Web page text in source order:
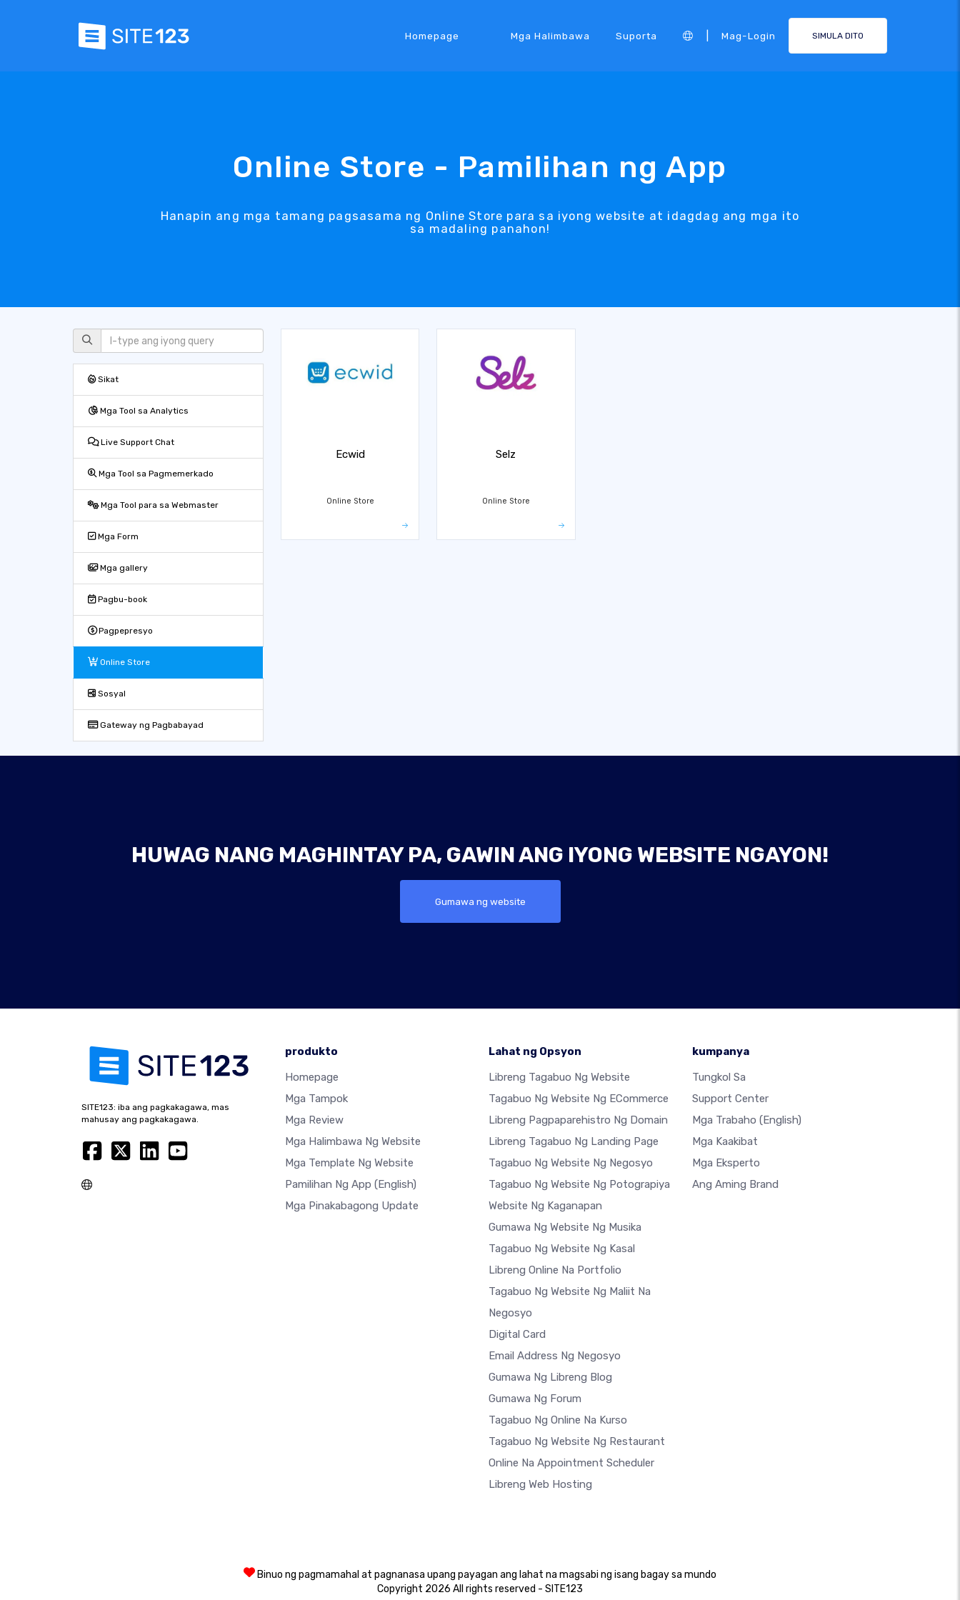
Homepage Mga Halimbawa Suporta Mag-Login SIMULA DITO
Online Store - Pamilihan ng App
Hanapin ang mga tamang pagsasama ng Online Store para sa iyong website at idagdag ang mga ito
sa madaling panahon!
Sikat
Mga Tool sa Analytics
Live Support Chat
Mga Tool sa Pagmemerkado
Mga Tool para sa Webmaster
Mga Form
Mga gallery
Pagbu-book
Pagpepresyo
Online Store
Sosyal
Gateway ng Pagbabayad
Ecwid
Online Store
Selz
Online Store
HUWAG NANG MAGHINTAY PA, GAWIN ANG IYONG WEBSITE NGAYON!
Gumawa ng website
SITE123: iba ang pagkakagawa, mas
mahusay ang pagkakagawa.
produkto
Homepage
Mga Tampok
Mga Review
Mga Halimbawa Ng Website
Mga Template Ng Website
Pamilihan Ng App (English)
Mga Pinakabagong Update
Lahat ng Opsyon
Libreng Tagabuo Ng Website
Tagabuo Ng Website Ng ECommerce
Libreng Pagpaparehistro Ng Domain
Libreng Tagabuo Ng Landing Page
Tagabuo Ng Website Ng Negosyo
Tagabuo Ng Website Ng Potograpiya
Website Ng Kaganapan
Gumawa Ng Website Ng Musika
Tagabuo Ng Website Ng Kasal
Libreng Online Na Portfolio
Tagabuo Ng Website Ng Maliit Na
Negosyo
Digital Card
Email Address Ng Negosyo
Gumawa Ng Libreng Blog
Gumawa Ng Forum
Tagabuo Ng Online Na Kurso
Tagabuo Ng Website Ng Restaurant
Online Na Appointment Scheduler
Libreng Web Hosting
kumpanya
Tungkol Sa
Support Center
Mga Trabaho (English)
Mga Kaakibat
Mga Eksperto
Ang Aming Brand
Binuo ng pagmamahal at pagnanasa upang payagan ang lahat na magsabi ng isang bagay sa mundo
Copyright 2026 All rights reserved - SITE123